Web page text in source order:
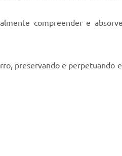
compreender e
preservando e perpetuando